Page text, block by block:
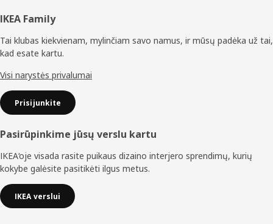
Poraštė
IKEA Family
Tai klubas kiekvienam, mylinčiam savo namus, ir mūsų padėka už tai,
kad esate kartu.
Visi narystės privalumai
Prisijunkite
Pasirūpinkime jūsų verslu kartu
IKEA‘oje visada rasite puikaus dizaino interjero sprendimų, kurių
kokybe galėsite pasitikėti ilgus metus.
IKEA verslui